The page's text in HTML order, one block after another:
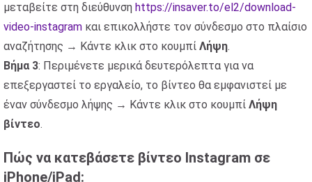
μεταβείτε στη διεύθυνση https://insaver.to/el2/download-
video-instagram και επικολλήστε τον σύνδεσμο στο πλαίσιο
αναζήτησης → Κάντε κλικ στο κουμπί Λήψη.
Βήμα 3: Περιμένετε μερικά δευτερόλεπτα για να
επεξεργαστεί το εργαλείο, το βίντεο θα εμφανιστεί με
έναν σύνδεσμο λήψης → Κάντε κλικ στο κουμπί Λήψη
βίντεο.
Πώς να κατεβάσετε βίντεο Instagram σε
iPhone/iPad: